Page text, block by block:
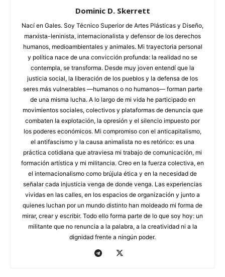
Dominic D. Skerrett
Nací en Gales. Soy Técnico Superior de Artes Plásticas y Diseño,
marxista-leninista, internacionalista y defensor de los derechos
humanos, medioambientales y animales. Mi trayectoria personal
y política nace de una convicción profunda: la realidad no se
contempla, se transforma. Desde muy joven entendí que la
justicia social, la liberación de los pueblos y la defensa de los
seres más vulnerables —humanos o no humanos— forman parte
de una misma lucha. A lo largo de mi vida he participado en
movimientos sociales, colectivos y plataformas de denuncia que
combaten la explotación, la opresión y el silencio impuesto por
los poderes económicos. Mi compromiso con el anticapitalismo,
el antifascismo y la causa animalista no es retórico: es una
práctica cotidiana que atraviesa mi trabajo de comunicación, mi
formación artística y mi militancia. Creo en la fuerza colectiva, en
el internacionalismo como brújula ética y en la necesidad de
señalar cada injusticia venga de donde venga. Las experiencias
vividas en las calles, en los espacios de organización y junto a
quienes luchan por un mundo distinto han moldeado mi forma de
mirar, crear y escribir. Todo ello forma parte de lo que soy hoy: un
militante que no renuncia a la palabra, a la creatividad ni a la
dignidad frente a ningún poder.